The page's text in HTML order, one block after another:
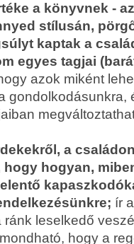
a könyvnek - az
stílusán,
kaptak a
egyes tagjai
azok miként
gondolkodásunkra,
a
hogyan,
ír
leselkedő
hogy a